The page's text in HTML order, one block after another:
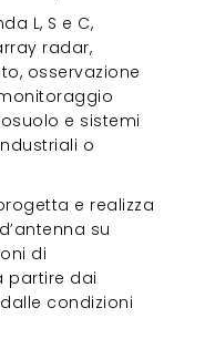
L, S e C,
radar,
osservazione
e sistemi
o
e realizza
su
di
partire dai
condizioni